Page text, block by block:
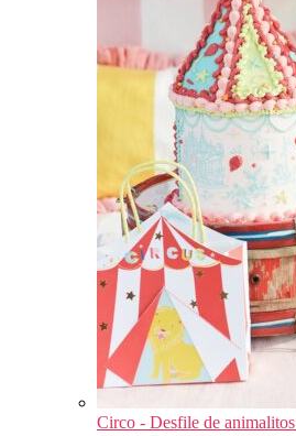
Circo - Desfile de animalitos